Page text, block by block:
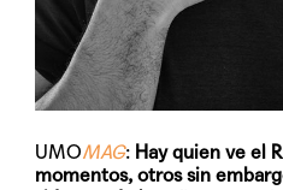
UMOMAG: Hay quien ve el
momentos, otros sin